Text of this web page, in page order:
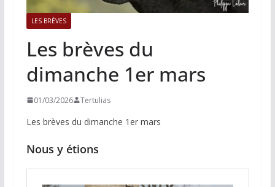
LES BRÈVES
Les brèves du
dimanche 1er mars
01/03/2026 Tertulias
Les brèves du dimanche 1er mars
Nous y étions